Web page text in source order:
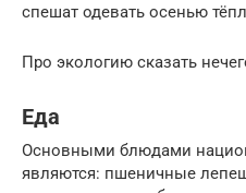
спешат одевать осенью
Про экологию сказать
Еда
Основными блюдами
являются: пшеничные